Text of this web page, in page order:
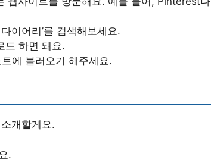
이어리’를 검색해보세요.
드 하면 돼요.
에 불러오기 해주세요.
개할게요.
.